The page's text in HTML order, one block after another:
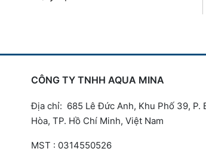
CÔNG TY TNHH AQUA MINA
Địa chỉ: 685 Lê Đức Anh, Khu Phố 39, P.
Hòa, TP. Hồ Chí Minh, Việt Nam
MST : 0314550526